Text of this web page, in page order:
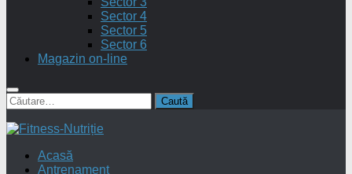
Sector 4
Sector 5
Sector 6
Magazin on-line
Caută
după:
Acasă
Antrenament